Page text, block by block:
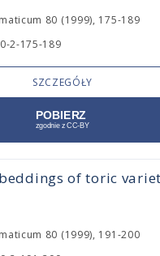
80 (1999), 175-189
2-175-189
SZCZEGÓŁY
of toric
80 (1999), 191-200